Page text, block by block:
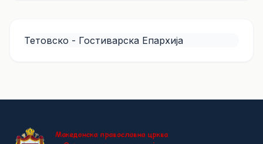
Тетовско - Гостиварска Епархија